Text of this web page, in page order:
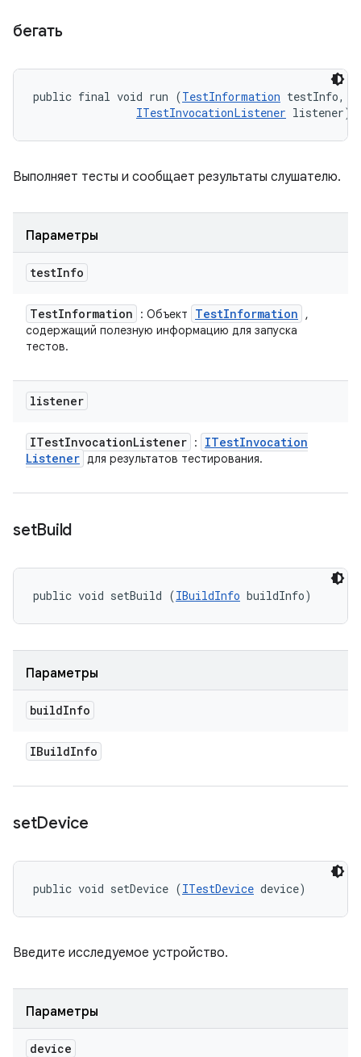
бегать
public final void run (TestInformation testInfo,
ITestInvocationListener listener)
Выполняет тесты и сообщает результаты слушателю.
Параметры
testInfo
TestInformation : Объект TestInformation
,
содержащий полезную информацию для запуска
тестов.
listener
ITestInvocationListener : ITestInvocation
Listener для результатов тестирования.
setBuild
public void setBuild (IBuildInfo buildInfo)
Параметры
buildInfo
IBuildInfo
setDevice
public void setDevice (ITestDevice device)
Введите исследуемое устройство.
Параметры
device